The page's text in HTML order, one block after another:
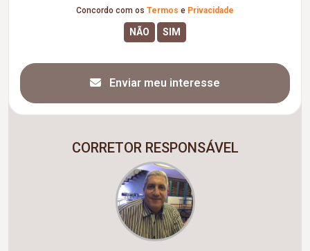
Concordo com os Termos e Privacidade
Enviar meu interesse
CORRETOR RESPONSÁVEL